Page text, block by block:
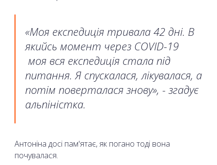
«Моя експедиція тривала 42 дні. В
якийсь момент через COVID-19
моя вся експедиція стала під
питання. Я спускалася, лікувалася, а
потім поверталася знову», - згадує
альпіністка.
Антоніна досі пам'ятає, як погано тоді вона
почувалася.